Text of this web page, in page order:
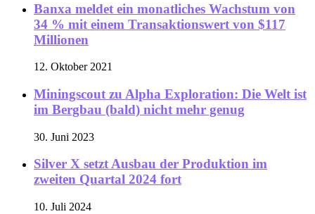
Banxa meldet ein monatliches Wachstum von
34 % mit einem Transaktionswert von $117
Millionen
12. Oktober 2021
Miningscout zu Alpha Exploration: Die Welt ist
im Bergbau (bald) nicht mehr genug
30. Juni 2023
Silver X setzt Ausbau der Produktion im
zweiten Quartal 2024 fort
10. Juli 2024